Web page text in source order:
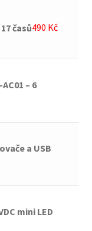
časů490 Kč
– 6
a USB
mini LED